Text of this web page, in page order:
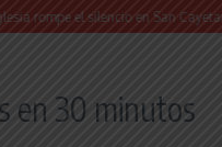
el silencio en San Cayetano: “La
en 30 minutos